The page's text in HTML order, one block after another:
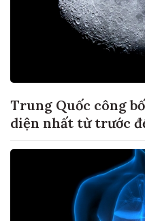
Trung Quốc công
diện nhất từ trước